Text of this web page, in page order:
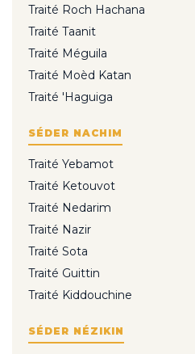
Traité Roch Hachana
Traité Taanit
Traité Méguila
Traité Moèd Katan
Traité 'Haguiga
SÉDER NACHIM
Traité Yebamot
Traité Ketouvot
Traité Nedarim
Traité Nazir
Traité Sota
Traité Guittin
Traité Kiddouchine
SÉDER NÉZIKIN